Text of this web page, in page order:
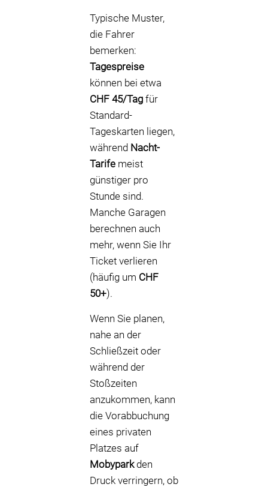
Typische Muster,
die Fahrer
bemerken:
Tagespreise
können bei etwa
CHF 45/Tag für
Standard-
Tageskarten liegen,
während Nacht-
Tarife meist
günstiger pro
Stunde sind.
Manche Garagen
berechnen auch
mehr, wenn Sie Ihr
Ticket verlieren
(häufig um CHF
50+).
Wenn Sie planen,
nahe an der
Schließzeit oder
während der
Stoßzeiten
anzukommen, kann
die Vorabbuchung
eines privaten
Platzes auf
Mobyparkden
Druck verringern, ob